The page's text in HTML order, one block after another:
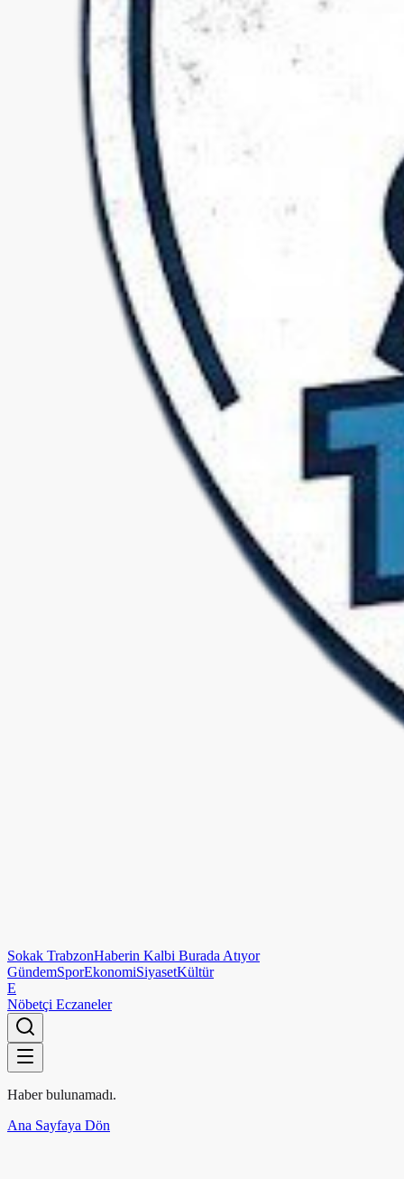
Sokak TrabzonHaberin Kalbi Burada Atıyor
GündemSporEkonomiSiyasetKültür
E
Nöbetçi Eczaneler
Haber bulunamadı.
Ana Sayfaya Dön